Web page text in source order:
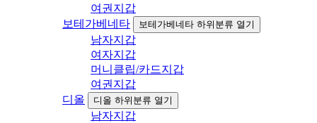
여권지갑
보테가베네타
보테가베네타 하위분류 열기
남자지갑
여자지갑
머니클립/카드지갑
여권지갑
디올
디올 하위분류 열기
남자지갑